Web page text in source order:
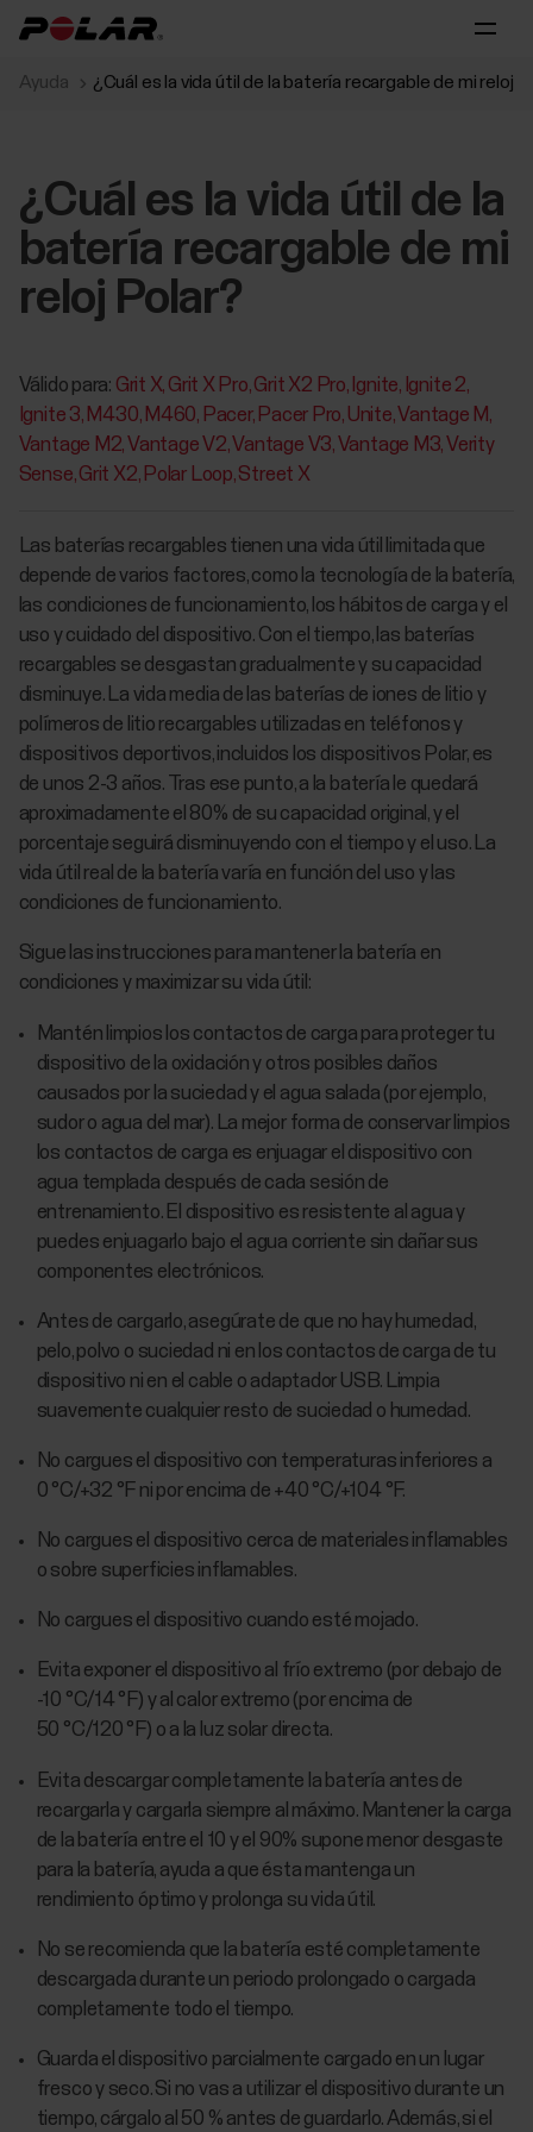
Ayuda ¿Cuál es la vida útil de la batería recargable de mi reloj
¿Cuál es la vida útil de la
batería recargable de mi
reloj Polar?
Válido para: Grit X Grit X Pro Grit X2 Pro Ignite Ignite 2
Ignite 3 M430 M460 Pacer Pacer Pro Unite Vantage M
Vantage M2 Vantage V2 Vantage V3 Vantage M3 Verity
Sense Grit X2 Polar Loop Street X
Las baterías recargables tienen una vida útil limitada que
depende de varios factores, como la tecnología de la batería,
las condiciones de funcionamiento, los hábitos de carga y el
uso y cuidado del dispositivo. Con el tiempo, las baterías
recargables se desgastan gradualmente y su capacidad
disminuye. La vida media de las baterías de iones de litio y
polímeros de litio recargables utilizadas en teléfonos y
dispositivos deportivos, incluidos los dispositivos Polar, es
de unos 2-3 años. Tras ese punto, a la batería le quedará
aproximadamente el 80% de su capacidad original, y el
porcentaje seguirá disminuyendo con el tiempo y el uso. La
vida útil real de la batería varía en función del uso y las
condiciones de funcionamiento.
Sigue las instrucciones para mantener la batería en
condiciones y maximizar su vida útil:
Mantén limpios los contactos de carga para proteger tu
dispositivo de la oxidación y otros posibles daños
causados por la suciedad y el agua salada (por ejemplo,
sudor o agua del mar). La mejor forma de conservar limpios
los contactos de carga es enjuagar el dispositivo con
agua templada después de cada sesión de
entrenamiento. El dispositivo es resistente al agua y
puedes enjuagarlo bajo el agua corriente sin dañar sus
componentes electrónicos.
Antes de cargarlo, asegúrate de que no hay humedad,
pelo, polvo o suciedad ni en los contactos de carga de tu
dispositivo ni en el cable o adaptador USB. Limpia
suavemente cualquier resto de suciedad o humedad.
No cargues el dispositivo con temperaturas inferiores a
0 °C/+32 °F ni por encima de +40 °C/+104 °F.
No cargues el dispositivo cerca de materiales inflamables
o sobre superficies inflamables.
No cargues el dispositivo cuando esté mojado.
Evita exponer el dispositivo al frío extremo (por debajo de
-10 °C/14 °F) y al calor extremo (por encima de
50 °C/120 °F) o a la luz solar directa.
Evita descargar completamente la batería antes de
recargarla y cargarla siempre al máximo. Mantener la carga
de la batería entre el 10 y el 90% supone menor desgaste
para la batería, ayuda a que ésta mantenga un
rendimiento óptimo y prolonga su vida útil.
No se recomienda que la batería esté completamente
descargada durante un periodo prolongado o cargada
completamente todo el tiempo.
Guarda el dispositivo parcialmente cargado en un lugar
fresco y seco. Si no vas a utilizar el dispositivo durante un
tiempo, cárgalo al 50 % antes de guardarlo. Además, si el